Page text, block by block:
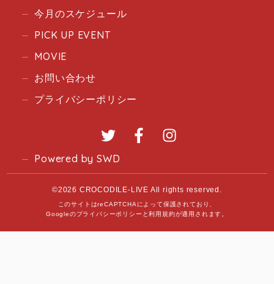
今月のスケジュール
PICK UP EVENT
MOVIE
お問い合わせ
プライバシーポリシー
Twitter Facebook
Powered by SWD
©2026 CROCODILE-LIVE All rights reserved.
このサイトはreCAPTCHAによって保護されており、
Googleのプライバシーポリシー と利用規約が適用されます。